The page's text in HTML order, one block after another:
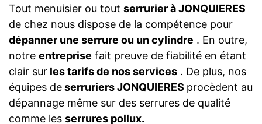
Tout menuisier ou tout serrurier à JONQUIERES
de chez nous dispose de la compétence pour
dépanner une serrure ou un cylindre . En outre,
notre entreprise fait preuve de fiabilité en étant
clair sur les tarifs de nos services . De plus, nos
équipes deserruriers JONQUIERES procèdent au
dépannage même sur des serrures de qualité
comme les serrures pollux.